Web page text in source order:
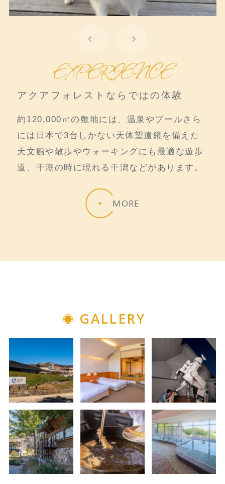
EXPERIENCE
アクアフォレストならではの体験
約120,000㎡の敷地には、温泉やプールさら
には日本で3台しかない天体望遠鏡を備えた
天文館や散歩やウォーキングにも最適な遊歩
道、干潮の時に現れる干潟などがあります。
MORE
GALLERY